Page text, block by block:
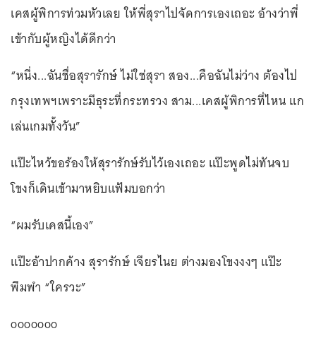
เคสผู้พิการท่วมหัวเลย ให้พี่สุราไปจัดการเองเถอะ อ้างว่าพี่
เข้ากับผู้หญิงได้ดีกว่า
“หนึ่ง...ฉันชื่อสุรารักษ์ ไม่ใช่สุรา สอง...คือฉันไม่ว่าง ต้องไป
กรุงเทพฯเพราะมีธุระที่กระทรวง สาม...เคสผู้พิการที่ไหน แก
เล่นเกมทั้งวัน”
แป๊ะไหว้ขอร้องให้สุรารักษ์รับไว้เองเถอะ แป๊ะพูดไม่ทันจบ
โขงก็เดินเข้ามาหยิบแฟ้มบอกว่า
“ผมรับเคสนี้เอง”
แป๊ะอ้าปากค้าง สุรารักษ์ เจียรไนย ต่างมองโขงงงๆ แป๊ะ
พึมพำ “ใครวะ”
ooooooo